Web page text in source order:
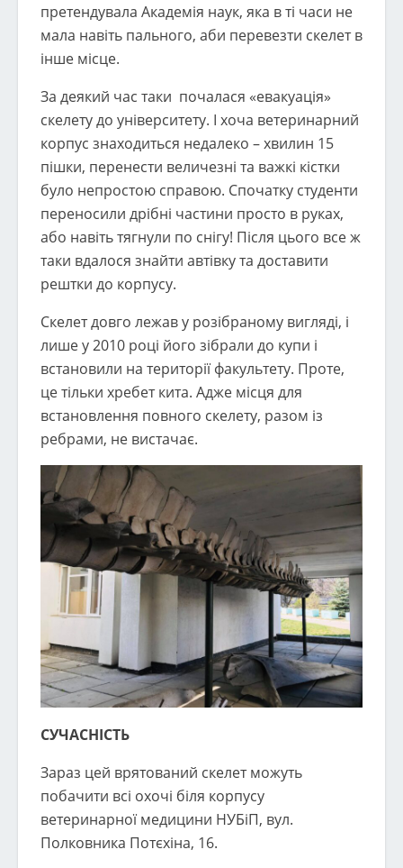
претендувала Академія наук, яка в ті часи не
мала навіть пального, аби перевезти скелет в
інше місце.
За деякий час таки почалася «евакуація»
скелету до університету. І хоча ветеринарний
корпус знаходиться недалеко – хвилин 15
пішки, перенести величезні та важкі кістки
було непростою справою. Спочатку студенти
переносили дрібні частини просто в руках,
або навіть тягнули по снігу! Після цього все ж
таки вдалося знайти автівку та доставити
рештки до корпусу.
Скелет довго лежав у розібраному вигляді, і
лише у 2010 році його зібрали до купи і
встановили на території факультету. Проте,
це тільки хребет кита. Адже місця для
встановлення повного скелету, разом із
ребрами, не вистачає.
СУЧАСНІСТЬ
Зараз цей врятований скелет можуть
побачити всі охочі біля корпусу
ветеринарної медицини НУБіП, вул.
Полковника Потєхіна, 16.